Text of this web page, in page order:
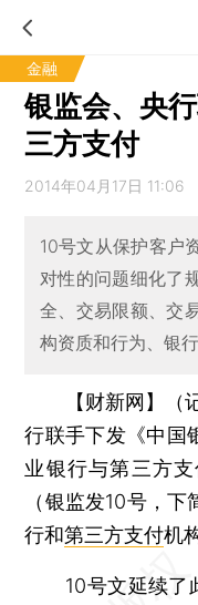
金融
银监会、央
三方支付
2014年04月17日 11:06
10号文从保护客户
对性的问题细化了
全、交易限额、交
构资质和行为、银
【财新网】（
行联手下发《中国
业银行与第三方
（银监发10号，
行和第三方支付机
10号文延续了